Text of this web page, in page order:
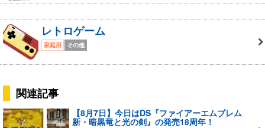
レトロゲーム
家庭用 その他
関連記事
【8月7日】今日はDS『ファイアーエムブレム
新・暗黒竜と光の剣』の発売18周年！